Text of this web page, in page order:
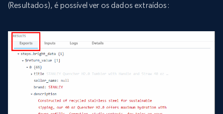
(Resultados), é possível ver os dados extraídos: